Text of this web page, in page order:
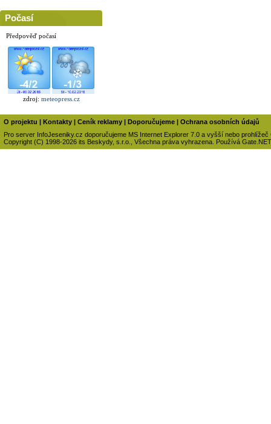
Počasí
Předpověď počasí
zdroj: meteopress.cz
O projektu Kontakty Ceník reklamy Doporučujeme
Ochrana osobních údajů
Pro server InfoJeseniky.cz doporučujeme MS Internet Explorer 7.0 a vyšší nebo prohlížeč
Copyright (C) 1998-2026 its Beskydy, s.r.o., Všechna práva vyhrazena. Používá